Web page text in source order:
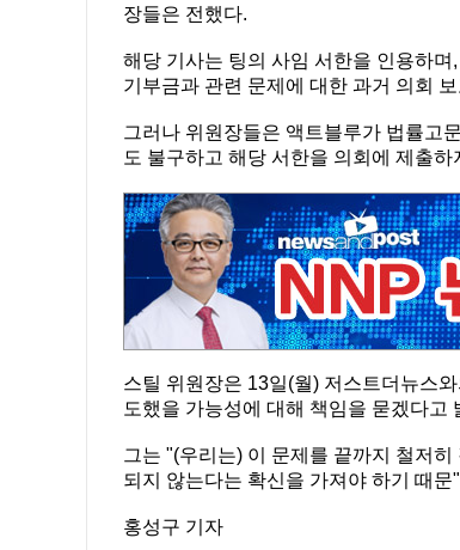
장들은 전했다.
해당 기사는 팅의 사임 서한을 인용하
기부금과 관련 문제에 대한 과거 의회
그러나 위원장들은 액트블루가 법률고
도 불구하고 해당 서한을 의회에 제출하
스틸 위원장은 13일(월) 저스트더뉴스
도했을 가능성에 대해 책임을 묻겠다고
그는 "(우리는) 이 문제를 끝까지 철저
되지 않는다는 확신을 가져야 하기 때문
홍성구 기자